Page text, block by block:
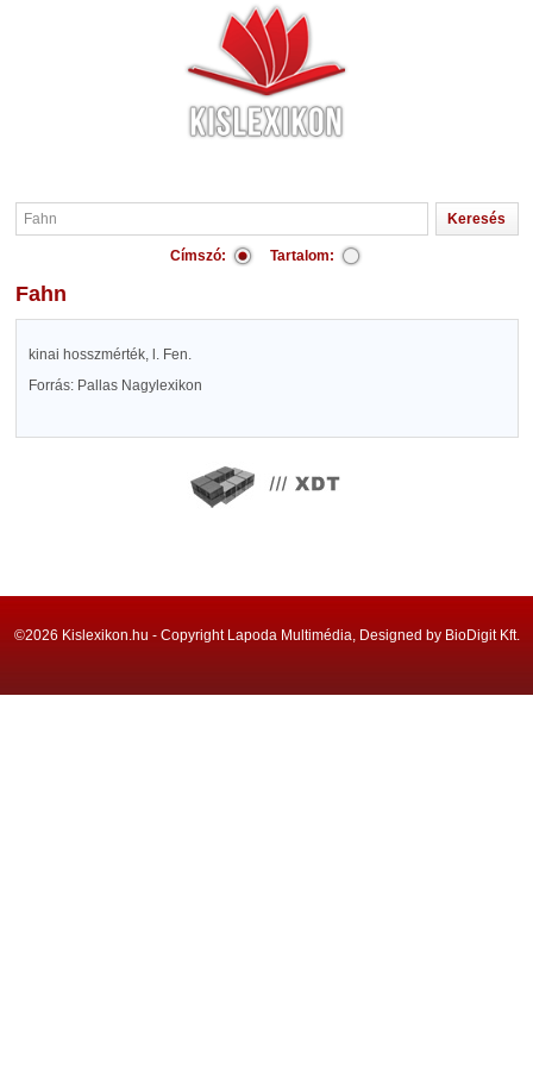
Címszó: Tartalom:
Fahn
kinai hosszmérték, l. Fen.
Forrás: Pallas Nagylexikon
©2026 Kislexikon.hu - Copyright Lapoda Multimédia, Designed by BioDigit Kft.